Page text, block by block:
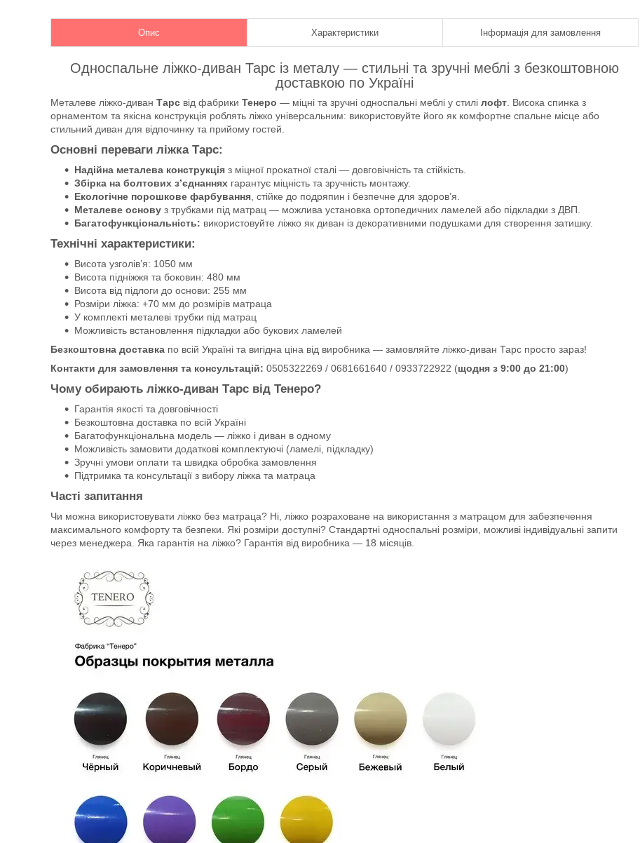
Опис Характеристики Інформація для замовлення
Односпальне ліжко-диван Тарс із металу — стильні та зручні меблі з безкоштовною
доставкою по Україні
Металеве ліжко-диван Тарс від фабрики Тенеро — міцні та зручні односпальні меблі у стилі лофт . Висока спинка з
орнаментом та якісна конструкція роблять ліжко універсальним: використовуйте його як комфортне спальне місце або
стильний диван для відпочинку та прийому гостей.
Основні переваги ліжка Тарс:
Надійна металева конструкція з міцної прокатної сталі — довговічність та стійкість.
Збірка на болтових з’єднаннях гарантує міцність та зручність монтажу.
Екологічне порошкове фарбування , стійке до подряпин і безпечне для здоров’я.
Металеве основу з трубками під матрац — можлива установка ортопедичних ламелей або підкладки з ДВП.
Багатофункціональність: використовуйте ліжко як диван із декоративними подушками для створення затишку.
Технічні характеристики:
Висота узголів’я: 1050 мм
Висота підніжжя та боковин: 480 мм
Висота від підлоги до основи: 255 мм
Розміри ліжка: +70 мм до розмірів матраца
У комплекті металеві трубки під матрац
Можливість встановлення підкладки або букових ламелей
Безкоштовна доставка по всій Україні та вигідна ціна від виробника — замовляйте ліжко-диван Тарс просто зараз!
Контакти для замовлення та консультацій: 0505322269 / 0681661640 / 0933722922 (щодня з 9:00 до 21:00)
Чому обирають ліжко-диван Тарс від Тенеро?
Гарантія якості та довговічності
Безкоштовна доставка по всій Україні
Багатофункціональна модель — ліжко і диван в одному
Можливість замовити додаткові комплектуючі (ламелі, підкладку)
Зручні умови оплати та швидка обробка замовлення
Підтримка та консультації з вибору ліжка та матраца
Часті запитання
Чи можна використовувати ліжко без матраца? Ні, ліжко розраховане на використання з матрацом для забезпечення
максимального комфорту та безпеки. Які розміри доступні? Стандартні односпальні розміри, можливі індивідуальні запити
через менеджера. Яка гарантія на ліжко? Гарантія від виробника — 18 місяців.